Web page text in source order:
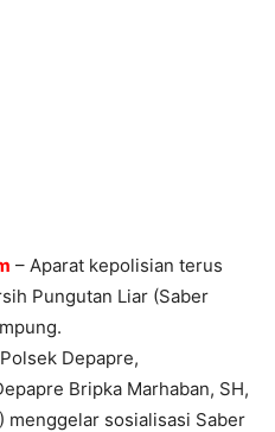
– Aparat kepolisian terus
Pungutan Liar (Saber
Depapre,
Bripka Marhaban, SH,
menggelar sosialisasi Saber